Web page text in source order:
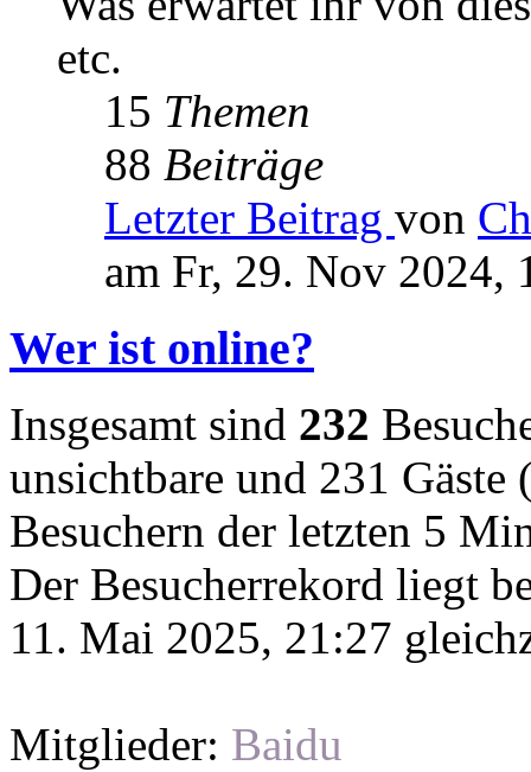
etc.
15 Themen
88 Beiträge
Letzter Beitrag von
am Fr, 29. Nov 2024,
Wer ist online?
Insgesamt sind 232
unsichtbare und 231 Gäste
Besuchern der letzten 5
Der Besucherrekord liegt
11. Mai 2025, 21:27
Mitglieder: Baidu